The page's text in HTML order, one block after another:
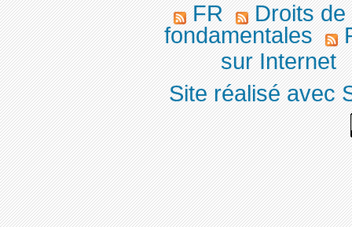
FR
Droits de
fondamentales
sur Internet
Site réalisé avec